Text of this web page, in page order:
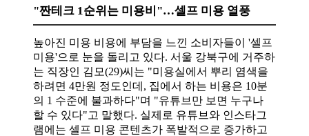
"짠테크 1순위는 미용비"…셀프 미용 열풍
높아진 미용 비용에 부담을 느낀 소비자들이 '셀프
미용'으로 눈을 돌리고 있다. 서울 강북구에 거주하
는 직장인 김모(29)씨는 "미용실에서 뿌리 염색을
하려면 4만원 정도인데, 집에서 하는 비용은 10분
의 1 수준에 불과하다"며 "유튜브만 보면 누구나
할 수 있다"고 말했다. 실제로 유튜브와 인스타그
램에는 셀프 미용 콘텐츠가 폭발적으로 증가하고